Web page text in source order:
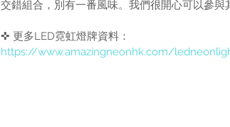
交錯組合，別有一番風味。我們很開心可以參與
✜ 更多LED霓虹燈牌資料：
https://www.amazingneonhk.com/